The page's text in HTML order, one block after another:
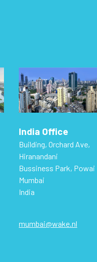
India Office
Building, Orchard Ave,
Hiranandani
Bussiness Park, Powai
Mumbai
India
mumbai@wake.nl